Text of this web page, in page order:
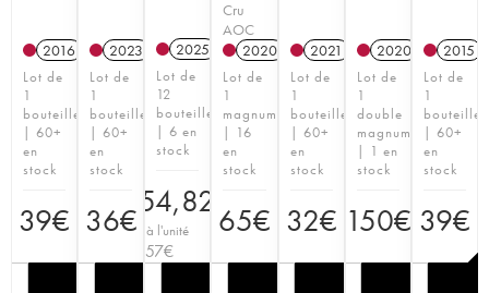
2016
Lot de
1
bouteille
| 60+
en
stock
39€
2023
Lot de
1
bouteille
| 60+
en
stock
36€
2025
Lot de
12
bouteilles
| 6 en
stock
354,82 €
Prix à l'unité
29,57€
Cru
AOC
2020
T
Lot de
1
magnum
| 16
en
stock
65€
2021
Lot de
1
bouteille
| 60+
en
stock
32€
2020 T
Lot de
1
double
magnum
| 1 en
stock
150€
2015
Lot de
1
bouteille
| 60+
en
stock
39€